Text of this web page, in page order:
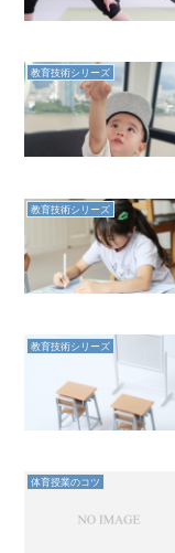
教育技術シリーズ
教育技術シリーズ
教育技術シリーズ
体育授業のコツ